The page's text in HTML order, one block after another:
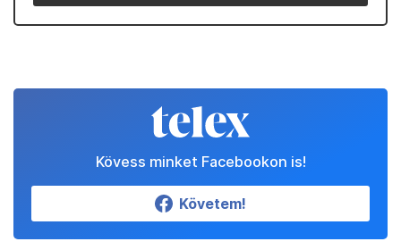
Kövess minket Facebookon is!
Követem!